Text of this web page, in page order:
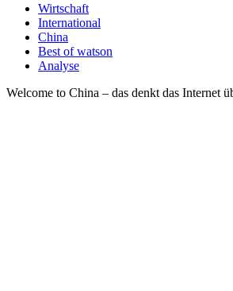
Wirtschaft
International
China
Best of watson
Analyse
Welcome to China – das denkt das Internet